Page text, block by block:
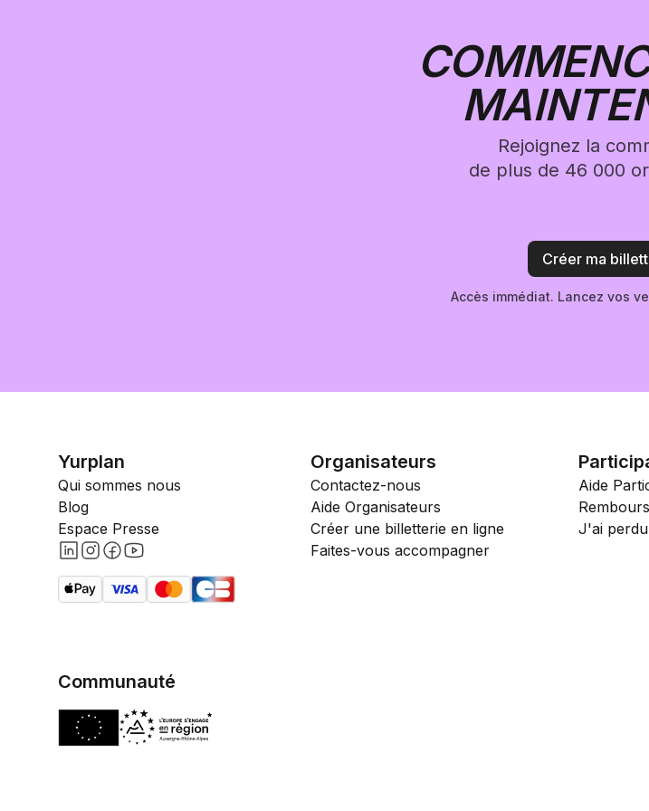
Rejoignez la
de plus de 46 000
Créer ma
Accès immédiat. Lancez vos
Yurplan
Qui sommes nous
Blog
Espace Presse
Organisateurs
Contactez-nous
Aide Organisateurs
Créer une billetterie en ligne
Faites-vous accompagner
Aide
J'ai
Communauté